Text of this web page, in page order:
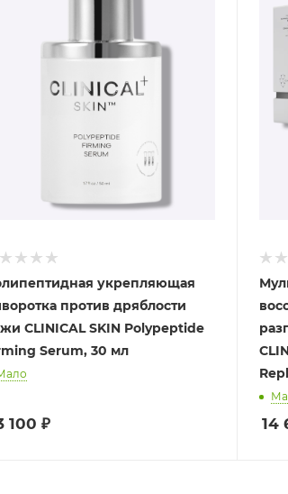
укрепляющая
против дряблости
CLINICAL SKIN Polypeptide
Serum, 30 мл
100 ₽ 14